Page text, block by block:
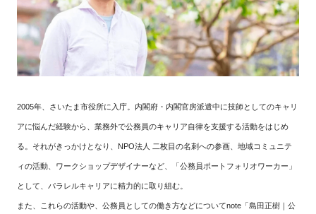
2005年、さいたま市役所に入庁。内閣府・内閣官房派遣中に技師としてのキャリ
アに悩んだ経験から、業務外で公務員のキャリア自律を支援する活動をはじめ
る。それがきっかけとなり、NPO法人 二枚目の名刺への参画、地域コミュニテ
ィの活動、ワークショップデザイナーなど、「公務員ポートフォリオワーカー」
として、パラレルキャリアに精力的に取り組む。
また、これらの活動や、公務員としての働き方などについてnote「島田正樹｜公